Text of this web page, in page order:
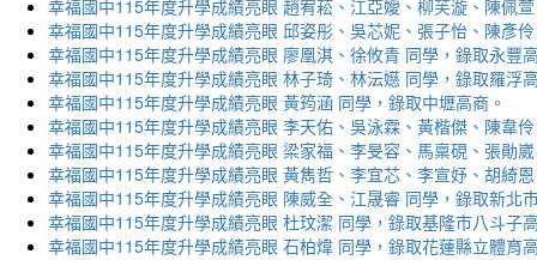
幸福國中115年度升學成績亮眼 趙宥菘、江亞嬡、柳芙漩、陳佩
幸福國中115年度升學成績亮眼 邱姿彤、吳芯妮、張子怡、陳彥
幸福國中115年度升學成績亮眼 廖凰淇、徐攸青 同學，錄取永豐
幸福國中115年度升學成績亮眼 林子琦、林沄嬨 同學，錄取羅浮
幸福國中115年度升學成績亮眼 黃筠涵 同學，錄取中壢高商。
幸福國中115年度升學成績亮眼 李天佑、吳泳霖、黃楷傑、陳韋
幸福國中115年度升學成績亮眼 梁家福、李旻容、馬稟硯、張勛
幸福國中115年度升學成績亮眼 黃雋哲、李宜芯、李宣妤、胡綺
幸福國中115年度升學成績亮眼 陳威全、江晟睿 同學，錄取新北
幸福國中115年度升學成績亮眼 杜玟潔 同學，錄取基隆市八斗子
幸福國中115年度升學成績亮眼 石柏煒 同學，錄取花蓮縣立體育